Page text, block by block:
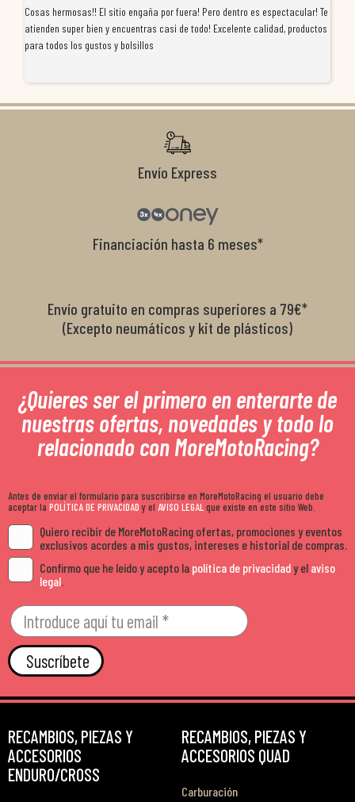
Cosas hermosas!! El sitio engaña por fuera! Pero dentro es espectacular! Te
atienden super bien y encuentras casi de todo! Excelente calidad, productos
para todos los gustos y bolsillos
Envío Express
Financiación hasta 6 meses*
Envío gratuito en compras superiores a 79€*
(Excepto neumáticos y kit de plásticos)
¿Quieres ser el primero en enterarte de
nuestras ofertas, novedades y todo lo
relacionado con MoreMotoRacing?
Antes de enviar el formulario para suscribirse en MoreMotoRacing el usuario debe
aceptar la POLÍTICA DE PRIVACIDADy el AVISO LEGALque existe en este sitio Web.
Quiero recibir de MoreMotoRacing ofertas, promociones y eventos
exclusivos acordes a mis gustos, intereses e historial de compras.
Confirmo que he leído y acepto la política de privacidady el aviso
legal.
Suscríbete
RECAMBIOS, PIEZAS Y
ACCESORIOS
ENDURO/CROSS
RECAMBIOS, PIEZAS Y
ACCESORIOS QUAD
Carburación